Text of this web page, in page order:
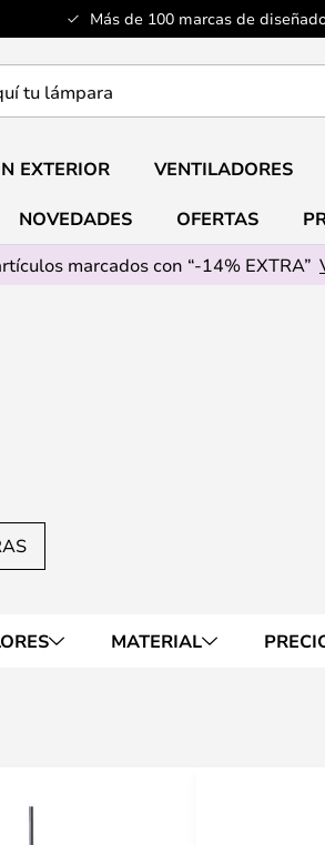
Más de 100 marcas de
EXTERIOR VENTILADORES
NOVEDADES OFERTAS
marcados con “-14% EXTRA”
MATERIAL